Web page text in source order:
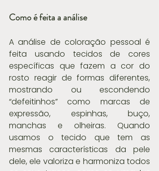
Como é feita a análise
A análise de coloração pessoal é
feita usando tecidos de cores
específicas que fazem a cor do
rosto reagir de formas diferentes,
mostrando ou escondendo
“defeitinhos” como marcas de
expressão, espinhas, buço,
manchas e olheiras. Quando
usamos o tecido que tem as
mesmas características da pele
dele, ele valoriza e harmoniza todos